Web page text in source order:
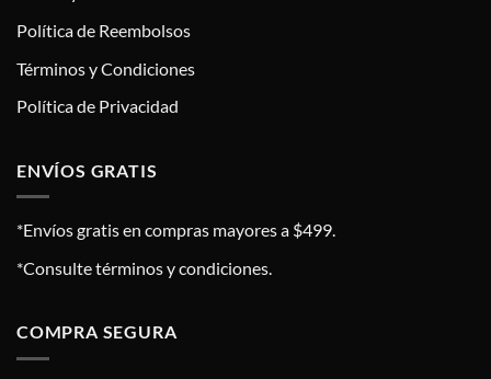
Política de Reembolsos
Términos y Condiciones
Política de Privacidad
ENVÍOS GRATIS
*Envíos gratis en compras mayores a $499.
*Consulte términos y condiciones.
COMPRA SEGURA